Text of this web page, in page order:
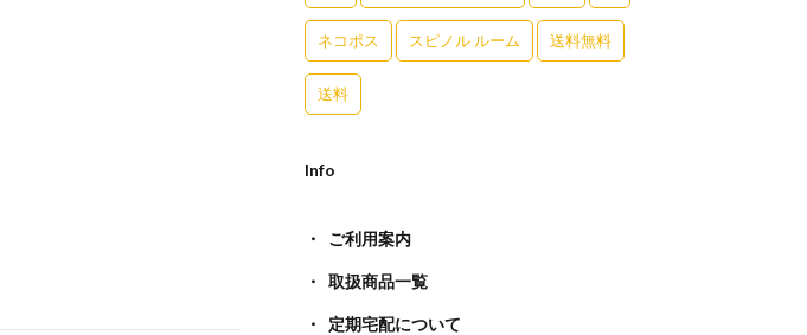
ネコポス スピノル ルーム 送料無料
送料
Info
ご利用案内
取扱商品一覧
定期宅配について